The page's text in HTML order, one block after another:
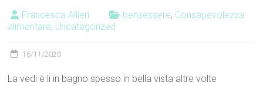
Francesca Allieri bensessere, Consapevolezza
alimentare, Uncategorized
16/11/2020
La vedi è li in bagno spesso in bella vista altre volte